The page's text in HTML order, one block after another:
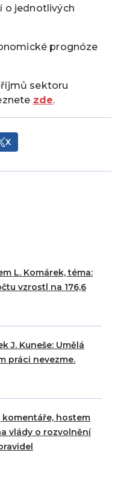
o jednotlivých
prognóze
sektoru
zde.
X
L. Komárek, téma:
vzrostl na 176,6
J. Kuneše: Umělá
práci nevezme.
komentáře, hostem
vlády o rozvolnění